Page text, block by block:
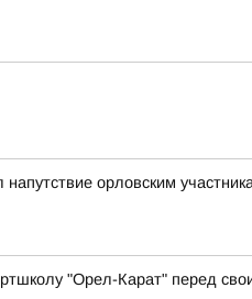
орловским
"Орел-Карат" перед